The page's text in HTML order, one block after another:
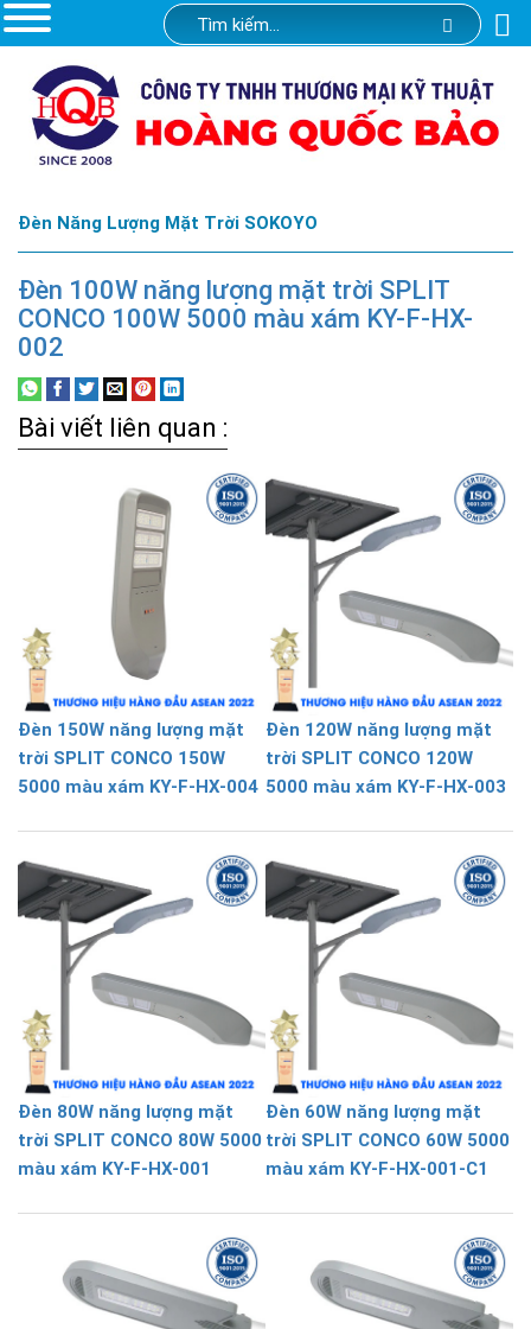
Đèn Năng Lượng Mặt Trời SOKOYO
Đèn 100W năng lượng mặt trời SPLIT
CONCO 100W 5000 màu xám KY-F-HX-
002
Bài viết liên quan :
Đèn 150W năng lượng mặt
trời SPLIT CONCO 150W
5000 màu xám KY-F-HX-004
Đèn 120W năng lượng mặt
trời SPLIT CONCO 120W
5000 màu xám KY-F-HX-003
Đèn 80W năng lượng mặt
trời SPLIT CONCO 80W 5000
màu xám KY-F-HX-001
Đèn 60W năng lượng mặt
trời SPLIT CONCO 60W 5000
màu xám KY-F-HX-001-C1